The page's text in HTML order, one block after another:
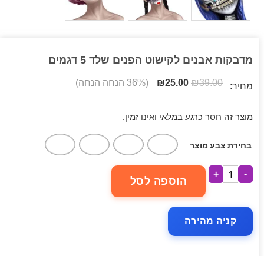
מדבקות אבנים לקישוט הפנים שלד 5 דגמים
מחיר: ₪39.00
₪25.00 (36% הנחה הנחה)
מוצר זה חסר כרגע במלאי ואינו זמין.
בחירת צבע מוצר
-
+
הוספה לסל
קניה מהירה